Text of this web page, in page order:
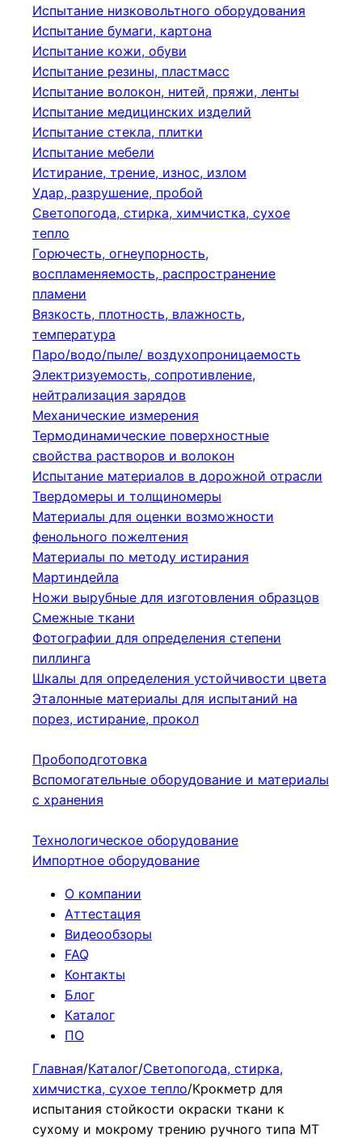
Испытание низковольтного оборудования
Испытание бумаги, картона
Испытание кожи, обуви
Испытание резины, пластмасс
Испытание волокон, нитей, пряжи, ленты
Испытание медицинских изделий
Испытание стекла, плитки
Испытание мебели
Истирание, трение, износ, излом
Удар, разрушение, пробой
Светопогода, стирка, химчистка, сухое
тепло
Горючесть, огнеупорность,
воспламеняемость, распространение
пламени
Вязкость, плотность, влажность,
температура
Паро/водо/пыле/ воздухопроницаемость
Электризуемость, сопротивление,
нейтрализация зарядов
Механические измерения
Термодинамические поверхностные
свойства растворов и волокон
Испытание материалов в дорожной отрасли
Твердомеры и толщиномеры
Материалы для оценки возможности
фенольного пожелтения
Материалы по методу истирания
Мартиндейла
Ножи вырубные для изготовления образцов
Смежные ткани
Фотографии для определения степени
пиллинга
Шкалы для определения устойчивости цвета
Эталонные материалы для испытаний на
порез, истирание, прокол
Пробоподготовка
Вспомогательные оборудование и материалы
с хранения
Технологическое оборудование
Импортное оборудование
О компании
Аттестация
Видеообзоры
FAQ
Контакты
Блог
Каталог
ПО
Главная/Каталог/Светопогода, стирка,
химчистка, сухое тепло/Крокметр для
испытания стойкости окраски ткани к
сухому и мокрому трению ручного типа МТ